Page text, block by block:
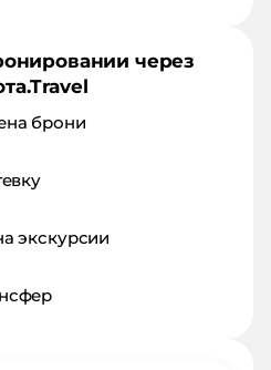
через
брони
экскурсии